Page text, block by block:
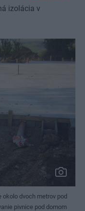
izolácia v
okolo dvoch metrov pod
pivnice pod domom